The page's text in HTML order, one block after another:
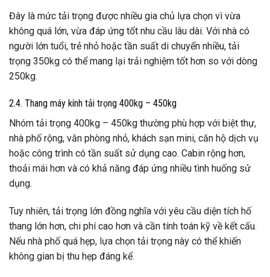
Đây là mức tải trọng được nhiều gia chủ lựa chọn vì vừa
không quá lớn, vừa đáp ứng tốt nhu cầu lâu dài. Với nhà có
người lớn tuổi, trẻ nhỏ hoặc tần suất di chuyển nhiều, tải
trọng 350kg có thể mang lại trải nghiệm tốt hơn so với dòng
250kg.
2.4. Thang máy kính tải trọng 400kg – 450kg
Nhóm tải trọng 400kg – 450kg thường phù hợp với biệt thự,
nhà phố rộng, văn phòng nhỏ, khách sạn mini, căn hộ dịch vụ
hoặc công trình có tần suất sử dụng cao. Cabin rộng hơn,
thoải mái hơn và có khả năng đáp ứng nhiều tình huống sử
dụng.
Tuy nhiên, tải trọng lớn đồng nghĩa với yêu cầu diện tích hố
thang lớn hơn, chi phí cao hơn và cần tính toán kỹ về kết cấu.
Nếu nhà phố quá hẹp, lựa chọn tải trọng này có thể khiến
không gian bị thu hẹp đáng kể.